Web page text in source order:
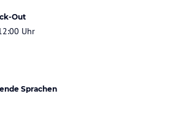
Out
Uhr
Sprachen